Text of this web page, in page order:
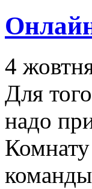
4
Для
надо